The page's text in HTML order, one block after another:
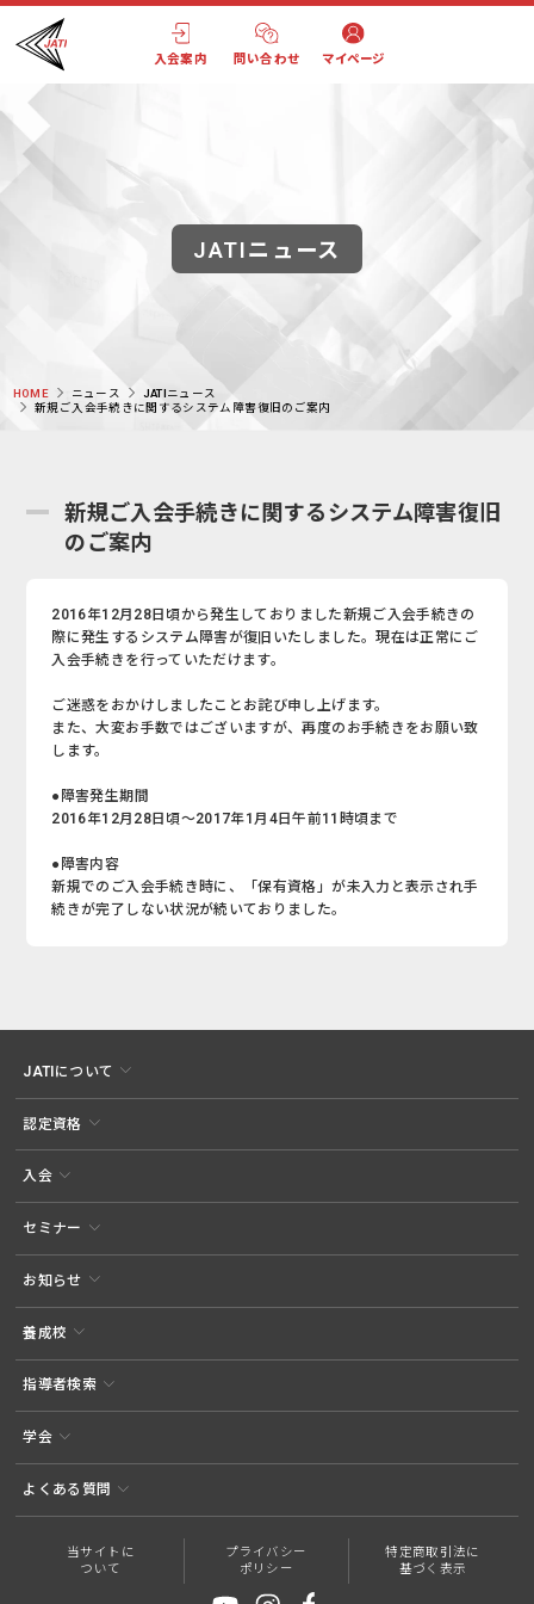
入会案内 問い合わせ マイページ
JATIニュース
HOME ニュース
JATIニュース
新規ご入会手続きに関するシステム障害復旧のご案内
新規ご入会手続きに関するシステム障害復旧
のご案内
2016年12月28日頃から発生しておりました新規ご入会手続きの
際に発生するシステム障害が復旧いたしました。現在は正常にご
入会手続きを行っていただけます。
ご迷惑をおかけしましたことお詫び申し上げます。
また、大変お手数ではございますが、再度のお手続きをお願い致
します。
●障害発生期間
2016年12月28日頃～2017年1月4日午前11時頃まで
●障害内容
新規でのご入会手続き時に、「保有資格」が未入力と表示され手
続きが完了しない状況が続いておりました。
JATIについて
認定資格
入会
セミナー
お知らせ
養成校
指導者検索
学会
よくある質問
当サイトに
ついて
プライバシー
ポリシー
特定商取引法に
基づく表示